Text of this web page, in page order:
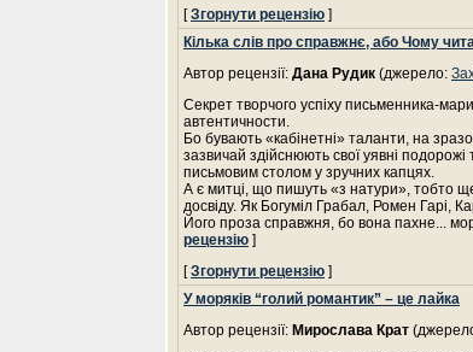
[Згорнути рецензію ]
Кілька слів про справжнє, або Чому
Автор рецензії: Дана Рудик (джерело:
Секрет творчого успіху письменника-
автентичности.
Бо бувають «кабінетні» таланти, на
зазвичай здійснюють свої уявні
письмовим столом у зручних капцях.
А є митці, що пишуть «з натури», тобто
досвіду. Як Богуміл Грабал, Ромен Гарі,
Його проза справжня, бо вона пахне...
рецензію ]
[Згорнути рецензію ]
У моряків “голий романтик” – це лайка
Автор рецензії: Мирослава Крат